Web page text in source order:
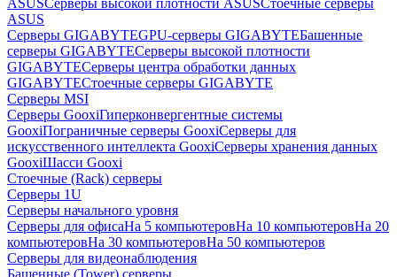
ASUS
Серверы GIGABYTEGPU-серверы GIGABYTEБашенные
серверы GIGABYTEСерверы высокой плотности
GIGABYTEСерверы центра обработки данных
GIGABYTEСтоечные серверы GIGABYTE
Серверы MSI
Серверы GooxiГиперконвергентные системы
GooxiПограничные серверы GooxiСерверы для
искусственного интеллекта GooxiСерверы хранения данных
GooxiШасси Gooxi
Стоечные (Rack) серверы
Серверы 1U
Серверы начального уровня
Серверы для офисаНа 5 компьютеровНа 10 компьютеровНа 20
компьютеровНа 30 компьютеровНа 50 компьютеров
Серверы для видеонаблюдения
Башенные (Tower) серверы